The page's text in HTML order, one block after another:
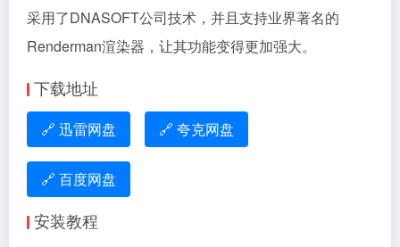
采用了DNASOFT公司技术，并且支持业界著名的
Renderman渲染器，让其功能变得更加强大。
下载地址
🔗 迅雷网盘 🔗 夸克网盘
🔗 百度网盘
安装教程